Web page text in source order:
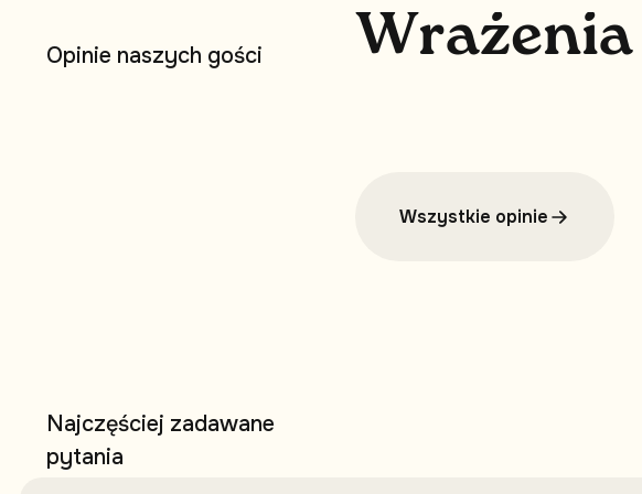
Opinie naszych gości Wrażenia
Wszystkie opinie
Najczęściej zadawane
pytania